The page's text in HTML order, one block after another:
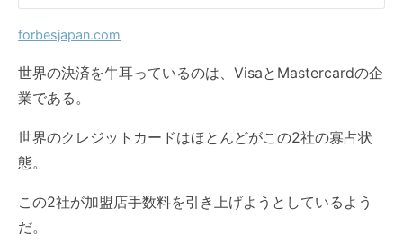
forbesjapan.com
世界の決済を牛耳っているのは、VisaとMastercardの企
業である。
世界のクレジットカードはほとんどがこの2社の寡占状
態。
この2社が加盟店手数料を引き上げようとしているよう
だ。